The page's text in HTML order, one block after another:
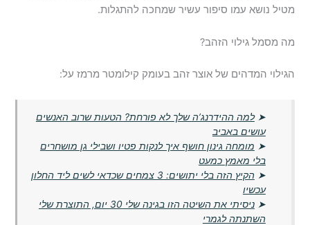
מטיל נושא עמו סיפור עשיר שמחכה להתגלות.
מה מסמל גילוי הזהב?
הגילוי המדהים של אוצר זהב בעומק קילומטר מרמז על:
➤למה ההידרנג’ה שלך לא פורחת? הטעות שרוב האנשים
עושים באביב
➤ מומחה גינון חושף איך לנקות פטיו ושבילי גן מושחרים
בלי מאמץ כמעט
➤
הקיץ הזה בלי יתושים: 3 צמחים שכדאי לשים ליד החלון
עכשיו
➤
ניסיתי את השיטה הזו בגינה שלי 30 יום, התוצרת שלי
השתנתה לגמרי